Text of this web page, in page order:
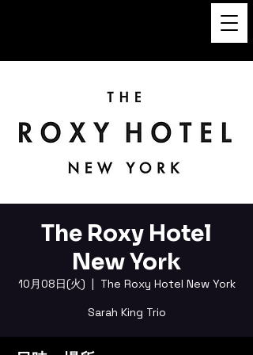
The Roxy Hotel
New York
10月08日(火)
  |
The Roxy Hotel New York
Sarah King Trio